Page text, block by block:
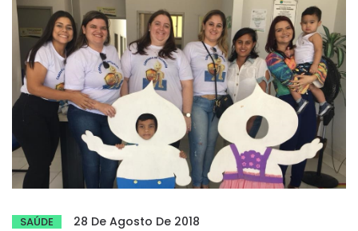
SAÚDE 28 De Agosto De 2018